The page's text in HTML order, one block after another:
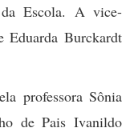
Escola. A vice-
Eduarda Burckardt
professora Sônia
de Pais Ivanildo